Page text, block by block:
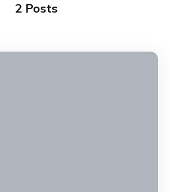
2 Posts